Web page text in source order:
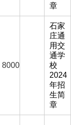
章
8000
石家
庄通
用交
通学
校
2024
年招
生简
章